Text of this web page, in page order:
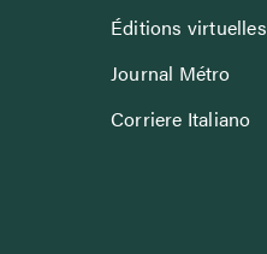
Éditions virtuelles
Journal Métro
Corriere Italiano